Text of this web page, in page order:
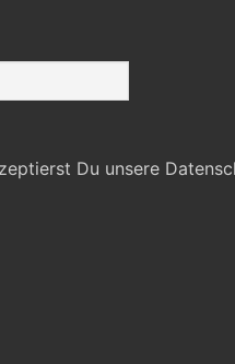
Du unsere